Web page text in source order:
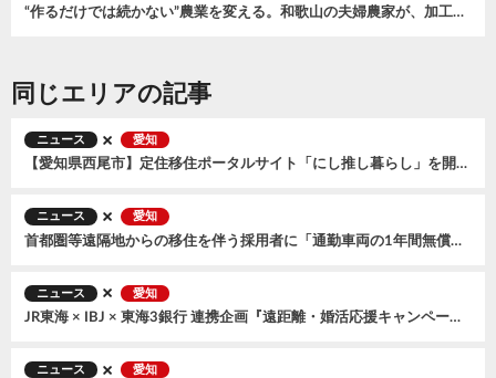
“作るだけでは続かない”農業を変える。和歌山の夫婦農家が、加工品とECで広げる小規模農家の可能性
同じエリアの記事
ニュース 愛知
【愛知県西尾市】定住移住ポータルサイト「にし推し暮らし」を開設しました！
ニュース 愛知
首都圏等遠隔地からの移住を伴う採用者に「通勤車両の1年間無償貸与」制度を新設します！
ニュース 愛知
JR東海 × IBJ × 東海3銀行 連携企画『遠距離・婚活応援キャンペーン』第二弾の開催決定！
ニュース 愛知